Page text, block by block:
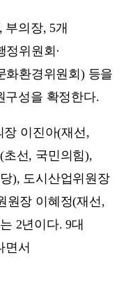
부의장, 5개
정위원회·
화환경위원회) 등을
구성을 확정한다.
장 이진아(재선,
선, 국민의힘),
), 도시산업위원장
원장 이혜정(재선,
2년이다. 9대
면서